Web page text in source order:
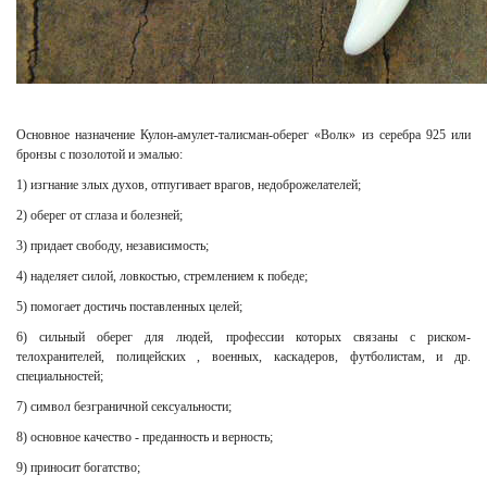
Основное назначение Кулон-амулет-талисман-оберег «Волк» из серебра 925 или
бронзы с позолотой и эмалью:
1) изгнание злых духов, отпугивает врагов, недоброжелателей;
2) оберег от сглаза и болезней;
3) придает свободу, независимость;
4) наделяет силой, ловкостью, стремлением к победе;
5) помогает достичь поставленных целей;
6) сильный оберег для людей, профессии которых связаны с риском-
телохранителей, полицейских , военных, каскадеров, футболистам, и др.
специальностей;
7) символ безграничной сексуальности;
8) основное качество - преданность и верность;
9) приносит богатство;